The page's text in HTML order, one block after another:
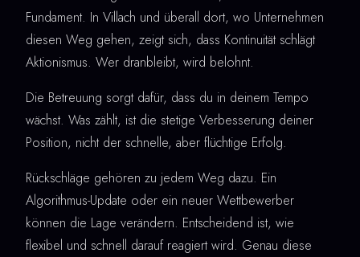
Fundament. In Villach und überall dort, wo Unternehmen
diesen Weg gehen, zeigt sich, dass Kontinuität schlägt
Aktionismus. Wer dranbleibt, wird belohnt.
Die Betreuung sorgt dafür, dass du in deinem Tempo
wächst. Was zählt, ist die stetige Verbesserung deiner
Position, nicht der schnelle, aber flüchtige Erfolg.
Rückschläge gehören zu jedem Weg dazu. Ein
Algorithmus-Update oder ein neuer Wettbewerber
können die Lage verändern. Entscheidend ist, wie
flexibel und schnell darauf reagiert wird. Genau diese